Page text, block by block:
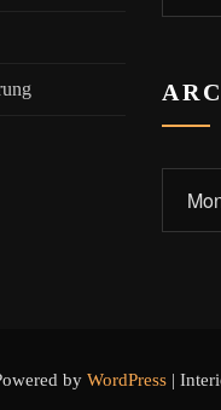
by WordPress |